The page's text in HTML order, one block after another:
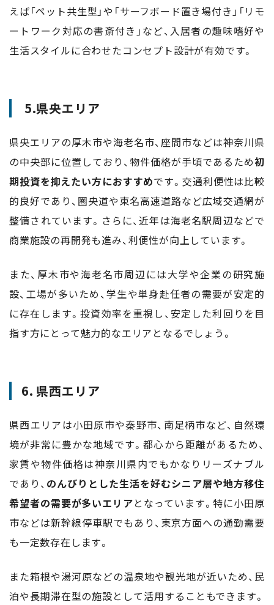
えば「ペット共生型」や「サーフボード置き場付き」「リモ
ートワーク対応の書斎付き」など、入居者の趣味嗜好や
生活スタイルに合わせたコンセプト設計が有効です。
5.県央エリア
県央エリアの厚木市や海老名市、座間市などは神奈川県
の中央部に位置しており、物件価格が手頃であるため初
期投資を抑えたい方におすすめです。交通利便性は比較
的良好であり、圏央道や東名高速道路など広域交通網が
整備されています。さらに、近年は海老名駅周辺などで
商業施設の再開発も進み、利便性が向上しています。
また、厚木市や海老名市周辺には大学や企業の研究施
設、工場が多いため、学生や単身赴任者の需要が安定的
に存在します。投資効率を重視し、安定した利回りを目
指す方にとって魅力的なエリアとなるでしょう。
6. 県西エリア
県西エリアは小田原市や秦野市、南足柄市など、自然環
境が非常に豊かな地域です。都心から距離があるため、
家賃や物件価格は神奈川県内でもかなりリーズナブル
であり、 のんびりとした生活を好むシニア層や地方移住
希望者の需要が多いエリアとなっています。特に小田原
市などは新幹線停車駅でもあり、東京方面への通勤需要
も一定数存在します。
また箱根や湯河原などの温泉地や観光地が近いため、民
泊や長期滞在型の施設として活用することもできます。